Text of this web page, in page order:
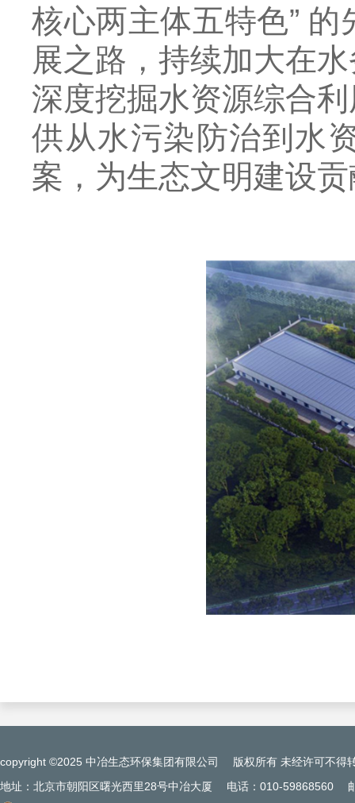
核心两主体五特色”
展之路，持续加大在
深度挖掘水资源综合
供从水污染防治到水
案，为生态文明建设
copyright ©2025 中冶生态环保集团有限公司
版权所有 未经许可不得
地址：北京市朝阳区曙光西里28号中冶大厦
电话：010-59868560